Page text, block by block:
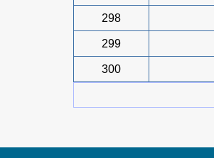
298
299
300